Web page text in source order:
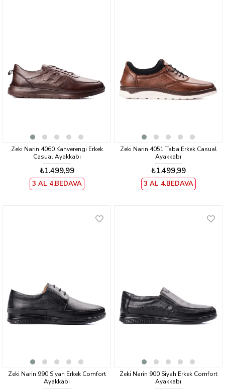
Zeki Narin 4060 Kahverengi Erkek
Casual Ayakkabı
₺1.499,99
3 AL 4.BEDAVA
Zeki Narin 4051 Taba Erkek Casual
Ayakkabı
₺1.499,99
3 AL 4.BEDAVA
Zeki Narin 990 Siyah Erkek Comfort
Ayakkabı
Zeki Narin 900 Siyah Erkek Comfort
Ayakkabı